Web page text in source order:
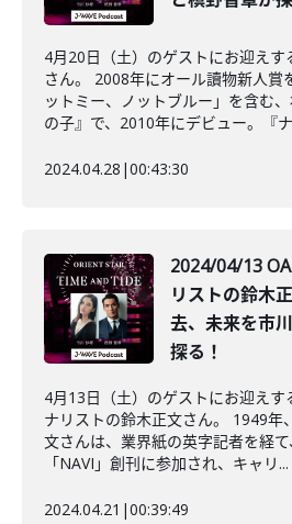
4月20日（土）のゲストにお迎え
さん。 2008年にオール讀物新人賞
ットミー、ノットブルー」を含む
の子』で、2010年にデビュー。『
2024.04.28 |00:43:30
2024/04/13
リストの鈴木
去、未来を市
探る！
4月13日（土）のゲストにお迎えす
ナリストの鈴木正文さん。 1949年
文さんは、業界紙の英字記者を経
「NAVI」創刊に参加され、キャリ...
2024.04.21 |00:39:49